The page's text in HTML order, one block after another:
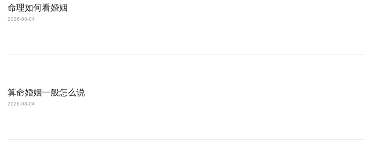
命理如何看婚姻
2026-08-04
算命婚姻一般怎么说
2026-08-04